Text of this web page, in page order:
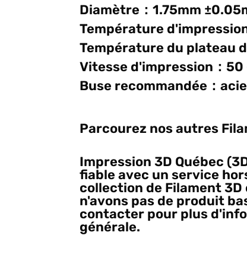
Diamètre：1.75mm
Température
Température du plateau
Vitesse d'impression：50
Buse recommandée：
Parcourez nos autres
Impression 3D Québec
fiable avec un service
collection de Filament
n'avons pas de produit
contacter pour plus
générale.